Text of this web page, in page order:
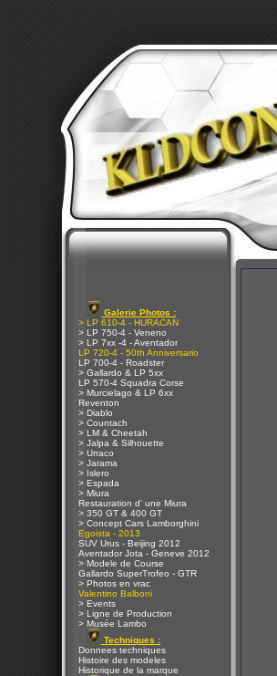
Galerie Photos :
> LP 610-4 - HURACAN
> LP 750-4 - Veneno
> LP 7xx -4 - Aventador
LP 720-4 - 50th Anniversario
LP 700-4 - Roadster
> Gallardo & LP 5xx
LP 570-4 Squadra Corse
> Murcielago & LP 6xx
Reventon
> Diablo
> Countach
> LM & Cheetah
> Jalpa & Silhouette
> Urraco
> Jarama
> Islero
> Espada
> Miura
Restauration d' une Miura
> 350 GT & 400 GT
> Concept Cars Lamborghini
Egoista - 2013
SUV Urus - Beijing 2012
Aventador Jota - Geneve 2012
> Modele de Course
Gallardo SuperTrofeo - GTR
> Photos en vrac
Valentino Balboni
> Events
> Ligne de Production
> Musée Lambo
Techniques :
Donnees techniques
Histoire des modeles
Historique de la marque